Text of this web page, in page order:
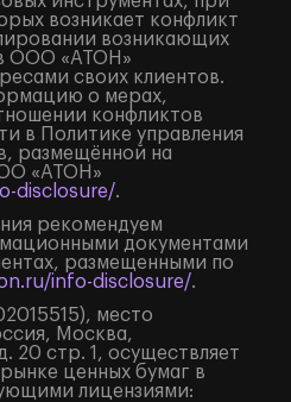
возникает конфликт
возникающих
ООО «АТОН»
своих клиентов.
о мерах,
конфликтов
в Политике управления
размещённой на
«АТОН»
disclosure/.
рекомендуем
документами
размещенными по
info-disclosure/.
место
Москва,
20 стр. 1, осуществляет
ценных бумаг в
лицензиями: